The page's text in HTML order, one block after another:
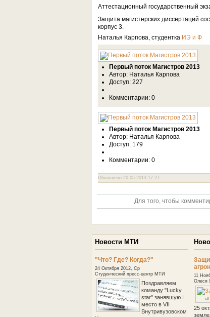
Аттестационный государственный
Защита магистерских диссертаций
корпус 3.
Наталья Карпова, студентка ИЭ и Ф
Первый поток Магистров 2013
Автор: Наталья Карпова
Доступ: 227
Комментарии: 0
Первый поток Магистров 2013
Автор: Наталья Карпова
Доступ: 179
Комментарии: 0
Обновлено 20.05.2013 17:27
Для того, чтобы
Новости МТИ
"Что? Где? Когда?"
24 Октября 2012, Ср
Студенческий пресс-центр МТИ
Поздравляем
команду "Lucky
star" занявшую I
место в VII
Внутривузовском
11
Олеся
25